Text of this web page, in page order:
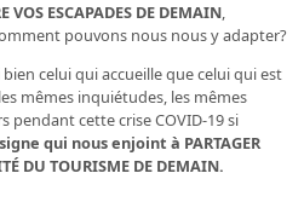
ESCAPADES DE DEMAIN,
pouvons nous nous y adapter?
celui qui accueille que celui qui est
mêmes inquiétudes, les mêmes
pendant cette crise COVID-19 si
qui nous enjoint à PARTAGER
DU TOURISME DE DEMAIN.